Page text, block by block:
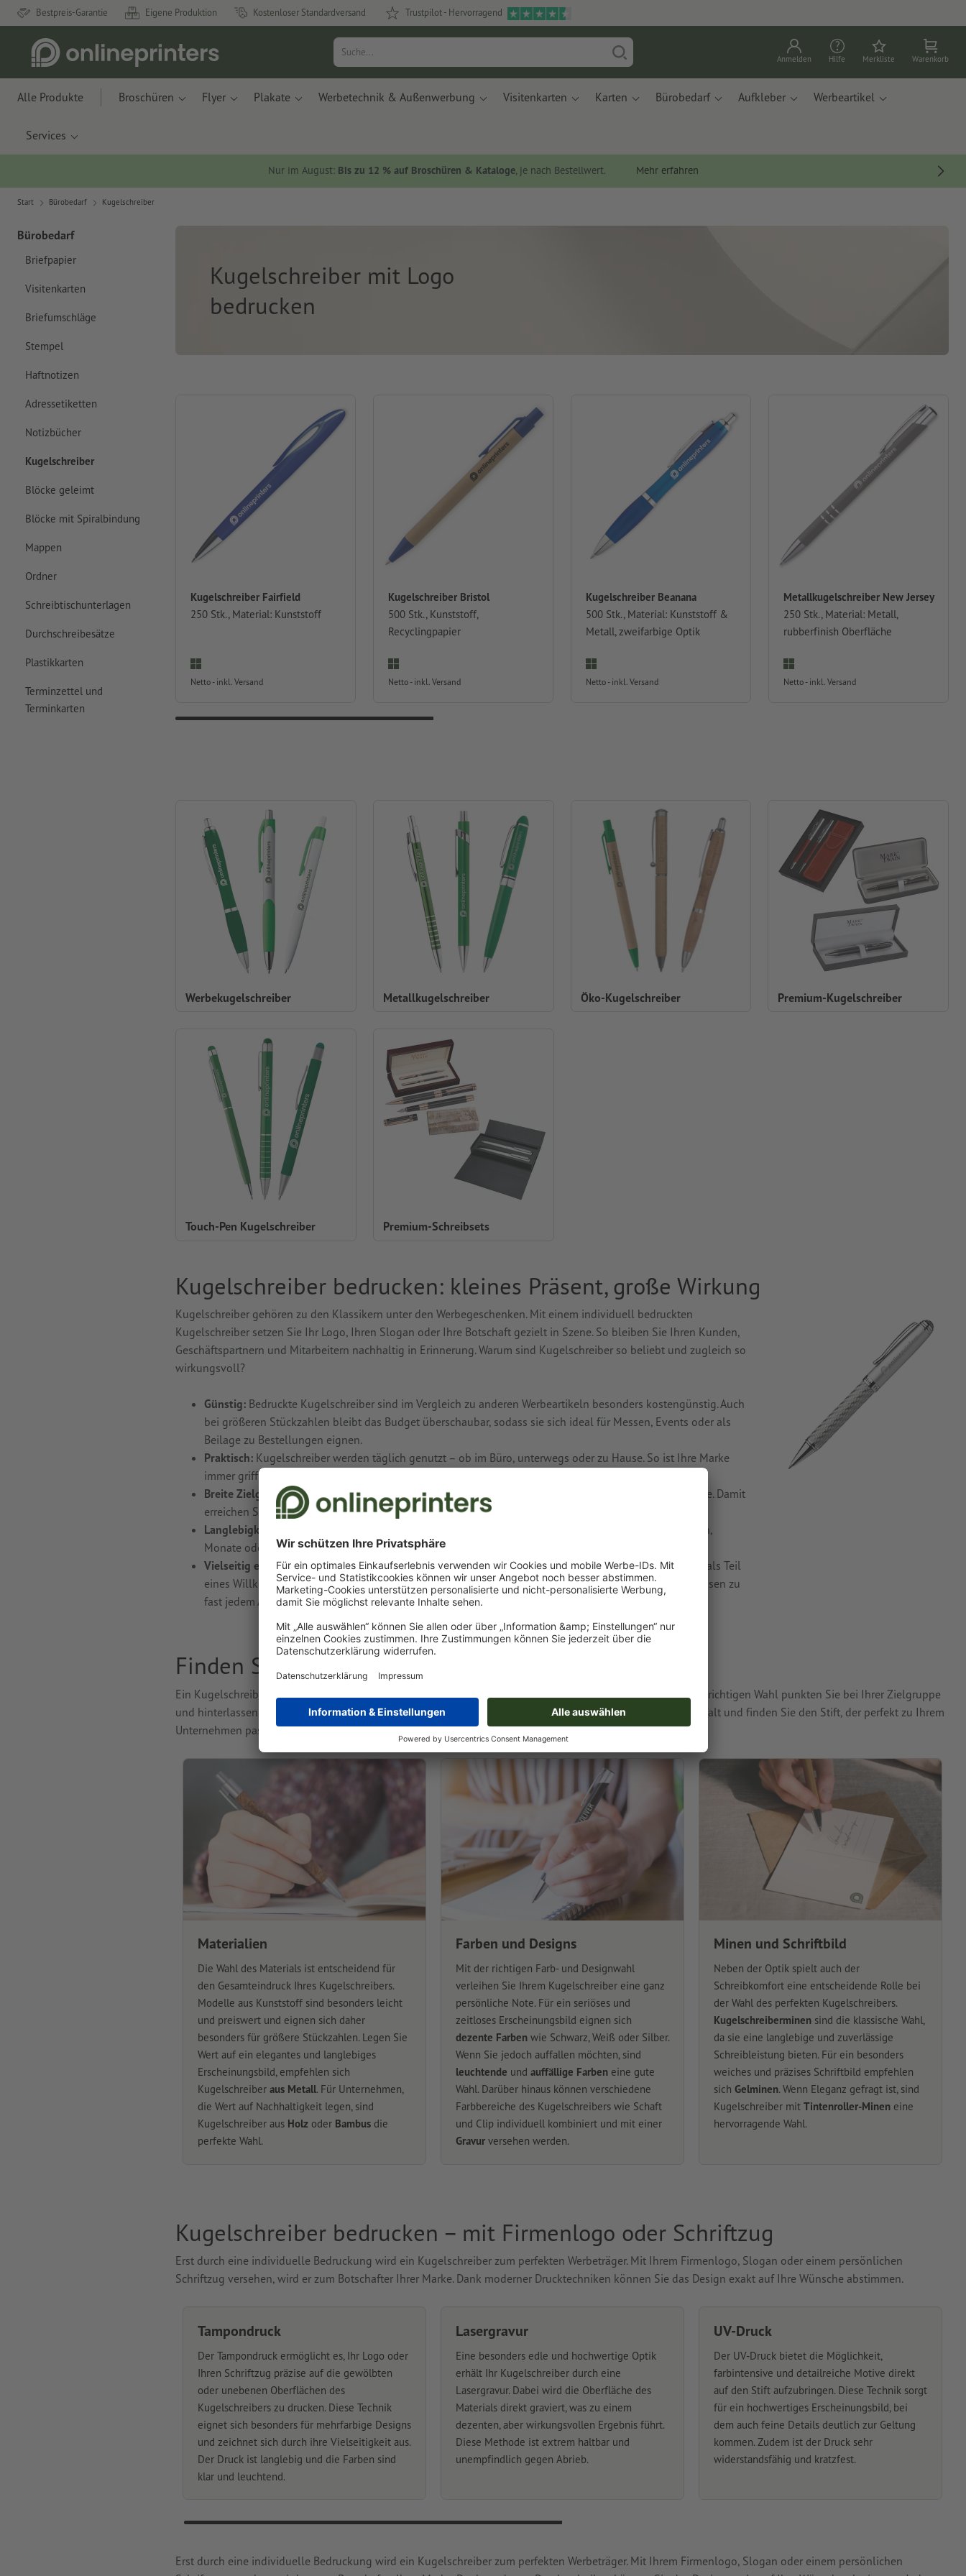
Bestpreis-Garantie Eigene Produktion Kostenloser Standardversand Trustpilot - Hervorragend
Anmelden Hilfe Merkliste Warenkorb
Alle Produkte Broschüren Flyer Plakate Werbetechnik & Außenwerbung Visitenkarten Karten Bürobedarf Aufkleber Werbeartikel
Services
Nur im August: Bis zu 12 % auf Broschüren & Kataloge, je nach Bestellwert. Mehr erfahren
Start Bürobedarf Kugelschreiber
Bürobedarf
Briefpapier
Visitenkarten
Briefumschläge
Stempel
Haftnotizen
Adressetiketten
Notizbücher
Kugelschreiber
Blöcke geleimt
Blöcke mit Spiralbindung
Mappen
Ordner
Schreibtischunterlagen
Durchschreibesätze
Plastikkarten
Terminzettel und
Terminkarten
Kugelschreiber mit Logo
bedrucken
Werbekugelschreiber Metallkugelschreiber Öko-Kugelschreiber Premium-Kugelschreiber
Touch-Pen Kugelschreiber Premium-Schreibsets
Kugelschreiber Fairfield
250 Stk., Material: Kunststoff
Netto - inkl. Versand
Kugelschreiber Bristol
500 Stk., Kunststoff,
Recyclingpapier
Netto - inkl. Versand
Kugelschreiber Beanana
500 Stk., Material: Kunststoff &
Metall, zweifarbige Optik
Netto - inkl. Versand
Metallkugelschreiber New Jersey
250 Stk., Material: Metall,
rubberfinish Oberfläche
Netto - inkl. Versand
Kugelschreiber bedrucken: kleines Präsent, große Wirkung
Kugelschreiber gehören zu den Klassikern unter den Werbegeschenken. Mit einem individuell bedruckten
Kugelschreiber setzen Sie Ihr Logo, Ihren Slogan oder Ihre Botschaft gezielt in Szene. So bleiben Sie Ihren Kunden,
Geschäftspartnern und Mitarbeitern nachhaltig in Erinnerung. Warum sind Kugelschreiber so beliebt und zugleich so
wirkungsvoll?
Günstig: Bedruckte Kugelschreiber sind im Vergleich zu anderen Werbeartikeln besonders kostengünstig. Auch
bei größeren Stückzahlen bleibt das Budget überschaubar, sodass sie sich ideal für Messen, Events oder als
Beilage zu Bestellungen eignen.
Praktisch: Kugelschreiber werden täglich genutzt – ob im Büro, unterwegs oder zu Hause. So ist Ihre Marke
immer griffbereit und regelmäßig im Gespräch.
Breite Zielgruppenansprache:Kugelschreiber braucht jeder – unabhängig von Alter, Beruf oder Branche. Damit
erreichen Sie eine breite Zielgruppe.
Langlebigkeit mit Mehrwert:
Ein hochwertiger Kugelschreiber begleitet seinen Nutzer oft über Wochen,
Monate oder sogar Jahre. Ihre Werbebotschaft profitiert von dieser Langlebigkeit.
Vielseitig einsetzbar: Kugelschreiber sind klein, leicht und handlich. Ob als Giveaway auf einer Messe, als Teil
eines Willkommenspakets für neue Mitarbeiter oder als kleines Dankeschön für treue Kunden – sie passen zu
fast jedem Anlass.
Finden Sie den perfekten Kugelschreiber
Ein Kugelschreiber ist nicht nur ein praktisches Schreibgerät, sondern auch ein Ausdruck Ihrer Marke. Mit der richtigen Wahl punkten Sie bei Ihrer Zielgruppe
und hinterlassen einen bleibenden Eindruck. Ob klassisch, modern oder individuell – entdecken Sie die Vielfalt und finden Sie den Stift, der perfekt zu Ihrem
Unternehmen passt.
Materialien
Die Wahl des Materials ist entscheidend für
den Gesamteindruck Ihres Kugelschreibers.
Modelle aus Kunststoff sind besonders leicht
und preiswert und eignen sich daher
besonders für größere Stückzahlen. Legen Sie
Wert auf ein elegantes und langlebiges
Erscheinungsbild, empfehlen sich
Kugelschreiber aus Metall. Für Unternehmen,
die Wert auf Nachhaltigkeit legen, sind
Kugelschreiber aus Holzoder Bambusdie
perfekte Wahl.
Farben und Designs
Mit der richtigen Farb- und Designwahl
verleihen Sie Ihrem Kugelschreiber eine ganz
persönliche Note. Für ein seriöses und
zeitloses Erscheinungsbild eignen sich
dezente Farbenwie Schwarz, Weiß oder Silber.
Wenn Sie jedoch auffallen möchten, sind
leuchtende und auffällige Farbeneine gute
Wahl. Darüber hinaus können verschiedene
Farbbereiche des Kugelschreibers wie Schaft
und Clip individuell kombiniert und mit einer
Gravurversehen werden.
Minen und Schriftbild
Neben der Optik spielt auch der
Schreibkomfort eine entscheidende Rolle bei
der Wahl des perfekten Kugelschreibers.
Kugelschreiberminensind die klassische Wahl,
da sie eine langlebige und zuverlässige
Schreibleistung bieten. Für ein besonders
weiches und präzises Schriftbild empfehlen
sich Gelminen. Wenn Eleganz gefragt ist, sind
Kugelschreiber mit Tintenroller-Mineneine
hervorragende Wahl.
Kugelschreiber bedrucken – mit Firmenlogo oder Schriftzug
Erst durch eine individuelle Bedruckung wird ein Kugelschreiber zum perfekten Werbeträger. Mit Ihrem Firmenlogo, Slogan oder einem persönlichen
Schriftzug versehen, wird er zum Botschafter Ihrer Marke. Dank moderner Drucktechniken können Sie das Design exakt auf Ihre Wünsche abstimmen.
Tampondruck
Der Tampondruck ermöglicht es, Ihr Logo oder
Ihren Schriftzug präzise auf die gewölbten
oder unebenen Oberflächen des
Kugelschreibers zu drucken. Diese Technik
eignet sich besonders für mehrfarbige Designs
und zeichnet sich durch ihre Vielseitigkeit aus.
Der Druck ist langlebig und die Farben sind
klar und leuchtend.
Lasergravur
Eine besonders edle und hochwertige Optik
erhält Ihr Kugelschreiber durch eine
Lasergravur. Dabei wird die Oberfläche des
Materials direkt graviert, was zu einem
dezenten, aber wirkungsvollen Ergebnis führt.
Diese Methode ist extrem haltbar und
unempfindlich gegen Abrieb.
UV-Druck
Der UV-Druck bietet die Möglichkeit,
farbintensive und detailreiche Motive direkt
auf den Stift aufzubringen. Diese Technik sorgt
für ein hochwertiges Erscheinungsbild, bei
dem auch feine Details deutlich zur Geltung
kommen. Zudem ist der Druck sehr
widerstandsfähig und kratzfest.
Erst durch eine individuelle Bedruckung wird ein Kugelschreiber zum perfekten Werbeträger. Mit Ihrem Firmenlogo, Slogan oder einem persönlichen